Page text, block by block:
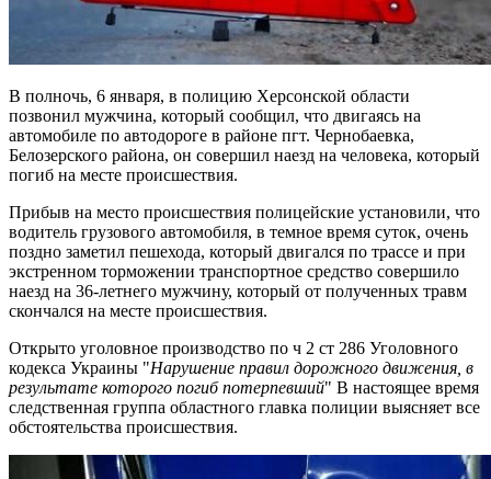
В полночь, 6 января, в полицию Херсонской области
позвонил мужчина, который сообщил, что двигаясь на
автомобиле по автодороге в районе пгт. Чернобаевка,
Белозерского района, он совершил наезд на человека, который
погиб на месте происшествия.
Прибыв на место происшествия полицейские установили, что
водитель грузового автомобиля, в темное время суток, очень
поздно заметил пешехода, который двигался по трассе и при
экстренном торможении транспортное средство совершило
наезд на 36-летнего мужчину, который от полученных травм
скончался на месте происшествия.
Открыто уголовное производство по ч 2 ст 286 Уголовного
кодекса Украины "Нарушение правил дорожного движения, в
результате которого погиб потерпевший" В настоящее время
следственная группа областного главка полиции выясняет все
обстоятельства происшествия.